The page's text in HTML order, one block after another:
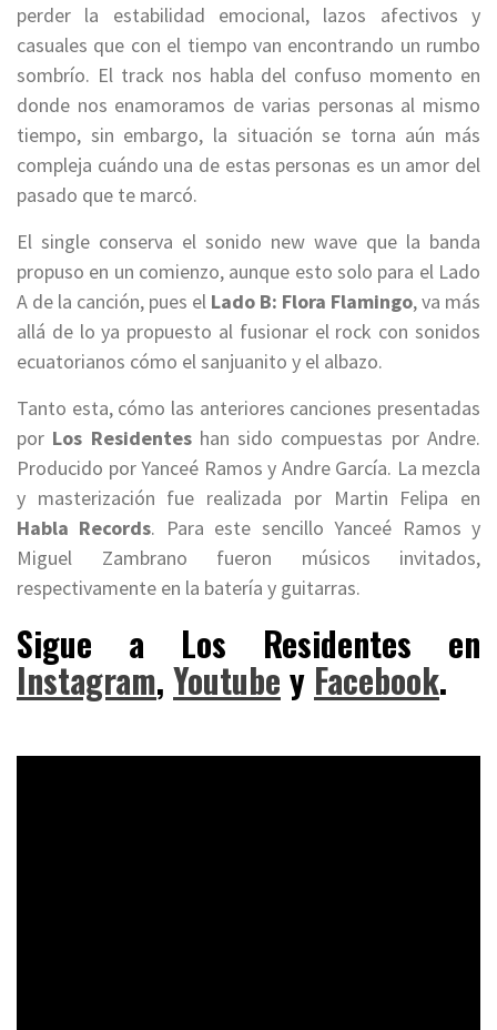
perder la estabilidad emocional, lazos afectivos y
casuales que con el tiempo van encontrando un rumbo
sombrío. El track nos habla del confuso momento en
donde nos enamoramos de varias personas al mismo
tiempo, sin embargo, la situación se torna aún más
compleja cuándo una de estas personas es un amor del
pasado que te marcó.
El single conserva el sonido new wave que la banda
propuso en un comienzo, aunque esto solo para el Lado
A de la canción, pues el Lado B: Flora Flamingo, va más
allá de lo ya propuesto al fusionar el rock con sonidos
ecuatorianos cómo el sanjuanito y el albazo.
Tanto esta, cómo las anteriores canciones presentadas
por Los Residenteshan sido compuestas por Andre.
Producido por Yanceé Ramos y Andre García. La mezcla
y masterización fue realizada por Martin Felipa en
Habla Records. Para este sencillo Yanceé Ramos y
Miguel Zambrano fueron músicos invitados,
respectivamente en la batería y guitarras.
Sigue a Los Residentes en
Instagram, Youtube y Facebook.